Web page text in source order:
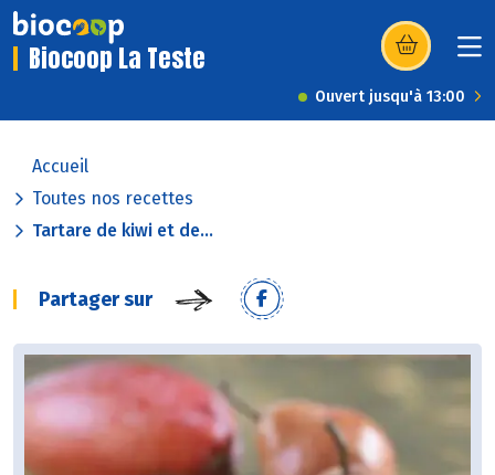
Biocoop La Teste (s’ouvre dans
Ouvert jusqu'à 13:00
Accueil
Toutes nos recettes
Tartare de kiwi et de...
Partager sur